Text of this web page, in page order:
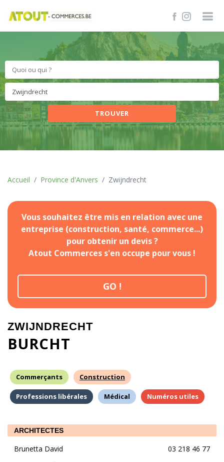
TROUVER
Accueil Province d'Anvers Zwijndrecht
Vous souhaitez être mis en relation avec une
entreprise (construction, santé, commerce...)
pour obtenir un devis ?
Atout Commerces s'en occupe pour vous !
GO !
ZWIJNDRECHT
BURCHT
Commerçants Construction
Professions libérales Médical Numéros utiles
ARCHITECTES
Brunetta David
03 218 46 77